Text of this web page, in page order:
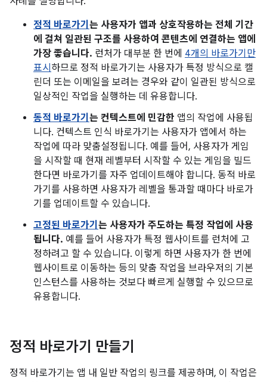
정적 바로가기 는 사용자가 앱과 상호작용하는 전체 기간
에 걸쳐 일관된 구조를 사용하여 콘텐츠에 연결하는 앱에
가장 좋습니다. 런처가 대부분 한 번에 4개의 바로가기만
표시 하므로 정적 바로가기는 사용자가 특정 방식으로 캘
린더 또는 이메일을 보려는 경우와 같이 일관된 방식으로
일상적인 작업을 실행하는 데 유용합니다.
동적 바로가기 는 컨텍스트에 민감한 앱의 작업에 사용됩
니다. 컨텍스트 인식 바로가기는 사용자가 앱에서 하는
작업에 따라 맞춤설정됩니다. 예를 들어, 사용자가 게임
을 시작할 때 현재 레벨부터 시작할 수 있는 게임을 빌드
한다면 바로가기를 자주 업데이트해야 합니다. 동적 바로
가기를 사용하면 사용자가 레벨을 통과할 때마다 바로가
기를 업데이트할 수 있습니다.
고정된 바로가기 는 사용자가 주도하는 특정 작업에 사용
됩니다. 예를 들어 사용자가 특정 웹사이트를 런처에 고
정하려고 할 수 있습니다. 이렇게 하면 사용자가 한 번에
웹사이트로 이동하는 등의 맞춤 작업을 브라우저의 기본
인스턴스를 사용하는 것보다 빠르게 실행할 수 있으므로
유용합니다.
정적 바로가기 만들기
정적 바로가기는 앱 내 일반 작업의 링크를 제공하며, 이 작업은